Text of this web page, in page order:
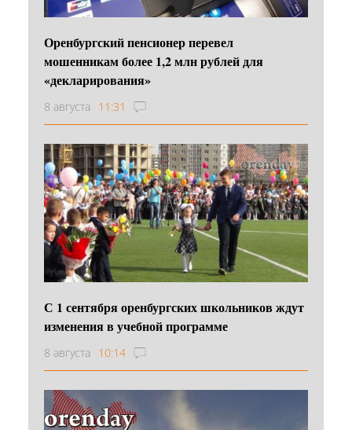
Оренбургский пенсионер перевел
мошенникам более 1,2 млн рублей для
«декларирования»
8 августа 11:31
С 1 сентября оренбургских школьников ждут
изменения в учебной программе
8 августа 10:14